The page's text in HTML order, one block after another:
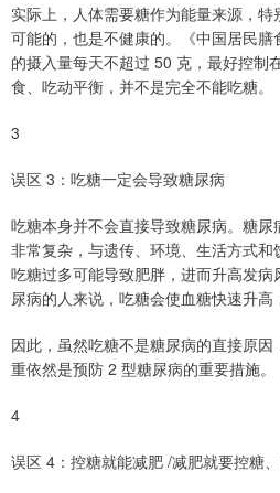
实际上，人体需要糖作为能量来源，
可能的，也是不健康的。《中国居民
的摄入量每天不超过 50 克，最好控制
食、吃动平衡，并不是完全不能吃糖。
3
误区 3：吃糖一定会导致糖尿病
吃糖本身并不会直接导致糖尿病。糖
非常复杂，与遗传、环境、生活方式和
吃糖过多可能导致肥胖，进而升高发
尿病的人来说，吃糖会使血糖快速升高
因此，虽然吃糖不是糖尿病的直接原
重依然是预防 2 型糖尿病的重要措施。
4
误区 4：控糖就能减肥 /减肥就要控糖